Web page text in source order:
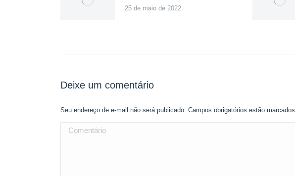
25 de maio de 2022
Deixe um comentário
Seu endereço de e-mail não será publicado. Campos obrigatórios estão marcados
Comentário